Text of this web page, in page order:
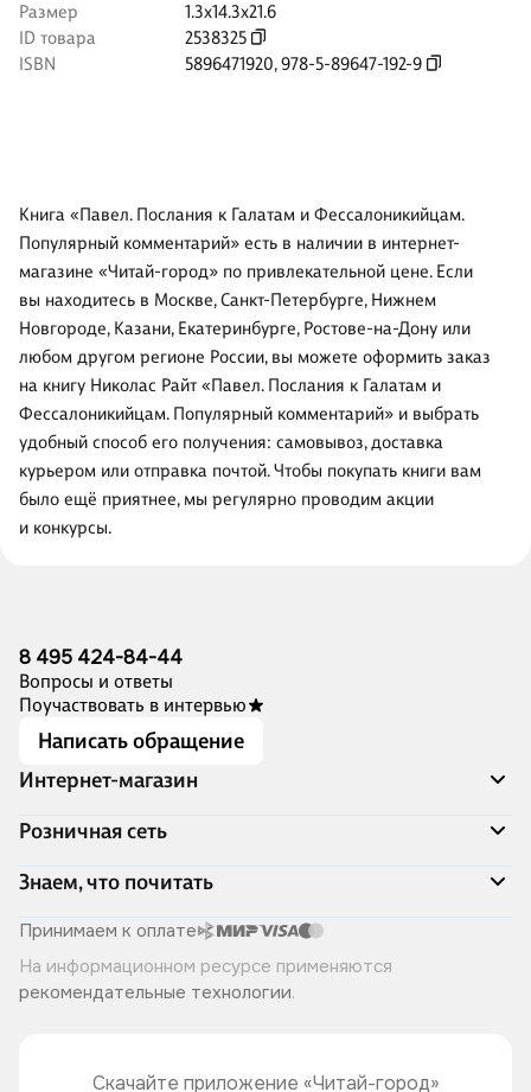
Размер
1.3x14.3x21.6
ID товара
2538325
ISBN
5896471920,978-5-89647-192-9
Книга «Павел. Послания к Галатам и Фессалоникийцам.
Популярный комментарий» есть в наличии в интернет-
магазине «Читай-город» по привлекательной цене. Если
вы находитесь в Москве, Санкт-Петербурге, Нижнем
Новгороде, Казани, Екатеринбурге, Ростове-на-Дону или
любом другом регионе России, вы можете оформить заказ
на книгу Николас Райт «Павел. Послания к Галатам и
Фессалоникийцам. Популярный комментарий» и выбрать
удобный способ его получения: самовывоз, доставка
курьером или отправка почтой. Чтобы покупать книги вам
было ещё приятнее, мы регулярно проводим акции
и конкурсы.
8 495 424-84-44
Вопросы и ответы
Поучаствовать в интервью
Написать обращение
Интернет-магазин
Акции
Доставка и оплата
Программа лояльности
Подарочные сертификаты
Правила продажи
Политика конфиденциальности
Розничная сеть
Адреса магазинов
Книжный Дозор
О компании
Читай-город для бизнеса
Хотите у нас работать?
Знаем, что почитать
Скоро в продаже
Лучшие из лучших
Читай-журнал
Принимаем к оплате
На информационном ресурсе применяются
рекомендательные технологии.
Скачайте приложение «Читай-город»